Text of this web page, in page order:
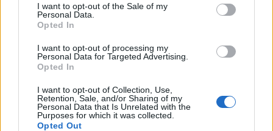
consent section.
I want to opt-out of the Sale of my
Personal Data.
Opted In
I want to opt-out of processing my
Personal Data for Targeted Advertising.
Opted In
I want to opt-out of Collection, Use,
Retention, Sale, and/or Sharing of my
Personal Data that Is Unrelated with the
Purposes for which it was collected.
Opted Out